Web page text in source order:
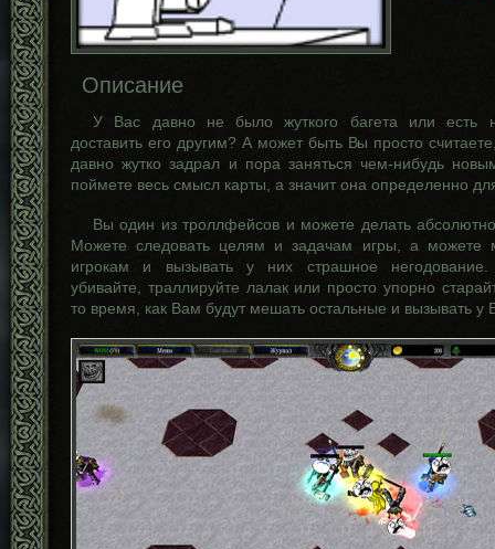
Описание
У Вас давно не было жуткого багета или есть
доставить его другим? А может быть Вы просто
давно жутко задрал и пора заняться чем-нибудь
поймете весь смысл карты, а значит она определенно
Вы один из троллфейсов и можете делать абсолютно
Можете следовать целям и задачам игры, а можете
игрокам и вызывать у них страшное негодование.
убивайте, траллируйте лалак или просто упорно
то время, как Вам будут мешать остальные и вызывать у